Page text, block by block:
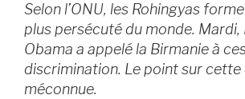
Selon l’ONU, les Rohingyas
plus persécuté du monde. Mardi,
Obama a appelé la Birmanie à
discrimination. Le point sur cette
méconnue.